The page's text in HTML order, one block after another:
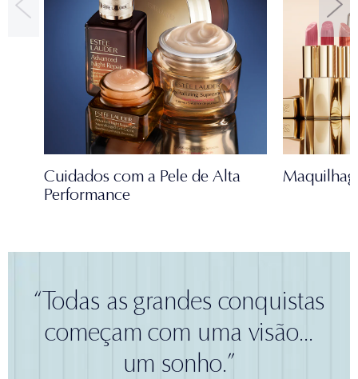
Cuidados com a Pele de Alta
Performance
“Todas as grandes conquistas
começam com uma visão...
um sonho.”